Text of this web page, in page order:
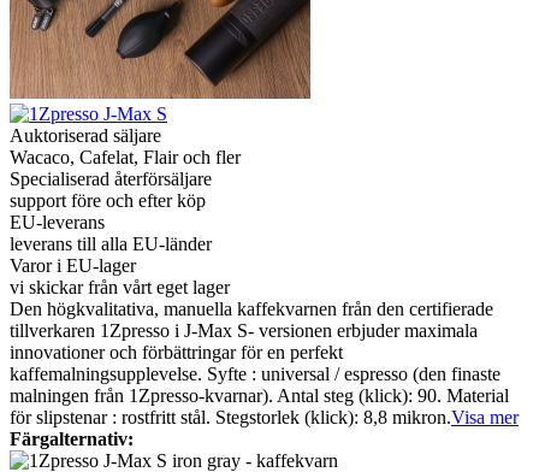
Auktoriserad säljare
Wacaco, Cafelat, Flair och fler
Specialiserad återförsäljare
support före och efter köp
EU-leverans
leverans till alla EU-länder
Varor i EU-lager
vi skickar från vårt eget lager
Den högkvalitativa, manuella kaffekvarnen från den certifierade
tillverkaren 1Zpresso i J-Max S- versionen erbjuder maximala
innovationer och förbättringar för en perfekt
kaffemalningsupplevelse. Syfte : universal / espresso (den finaste
malningen från 1Zpresso-kvarnar). Antal steg (klick): 90. Material
för slipstenar : rostfritt stål. Stegstorlek (klick): 8,8 mikron.Visa mer
Färgalternativ: